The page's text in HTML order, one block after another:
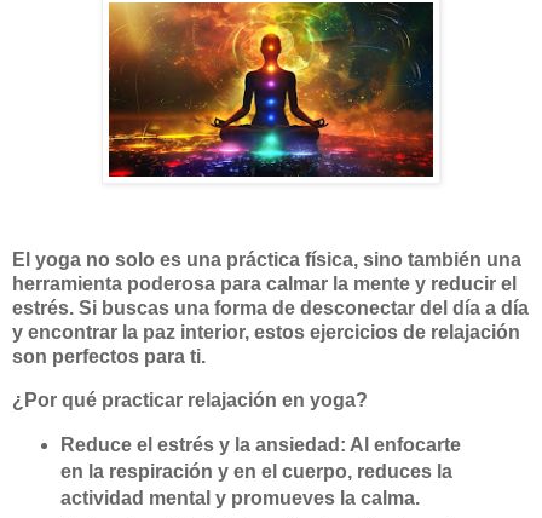
El yoga no solo es una práctica física, sino también una
herramienta poderosa para calmar la mente y reducir el
estrés. Si buscas una forma de desconectar del día a día
y encontrar la paz interior, estos ejercicios de relajación
son perfectos para ti.
¿Por qué practicar relajación en yoga?
Reduce el estrés y la ansiedad: Al enfocarte
en la respiración y en el cuerpo, reduces la
actividad mental y promueves la calma.